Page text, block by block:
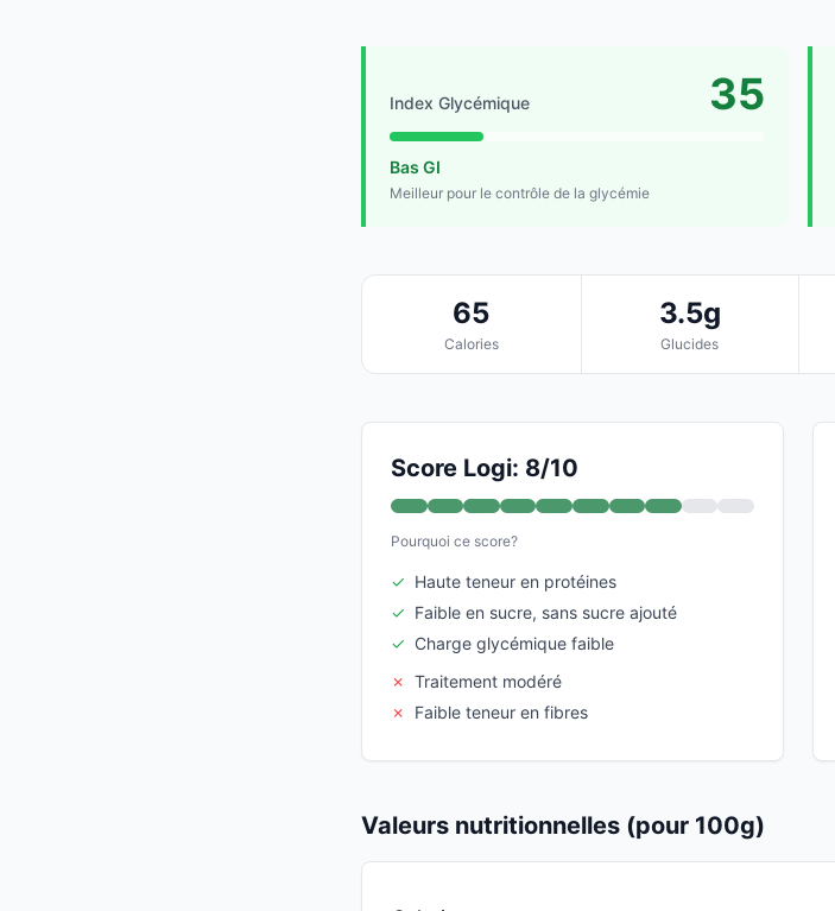
Index Glycémique 35
Bas GI
Meilleur pour le contrôle de la glycémie
65
Calories
3.5g
Glucides
Score Logi: 8/10
Pourquoi ce score?
✓ Haute teneur en protéines
✓ Faible en sucre, sans sucre ajouté
✓ Charge glycémique faible
✗ Traitement modéré
✗
Faible teneur en fibres
Valeurs nutritionnelles (pour 100g)